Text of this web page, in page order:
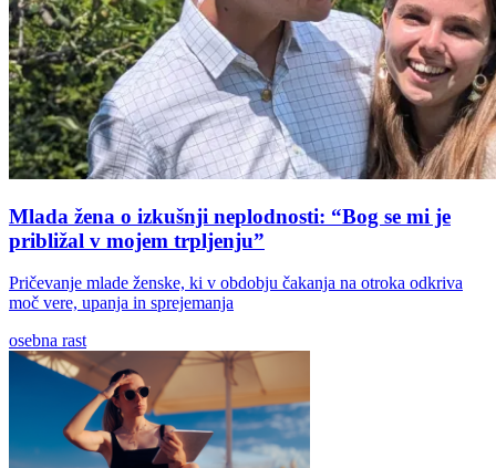
Mlada žena o izkušnji neplodnosti: “Bog se mi je
približal v mojem trpljenju”
Pričevanje mlade ženske, ki v obdobju čakanja na otroka odkriva
moč vere, upanja in sprejemanja
osebna rast